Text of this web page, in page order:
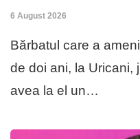
6 August 2026
Bărbatul care a
de doi ani, la Uricani,
avea la el un…